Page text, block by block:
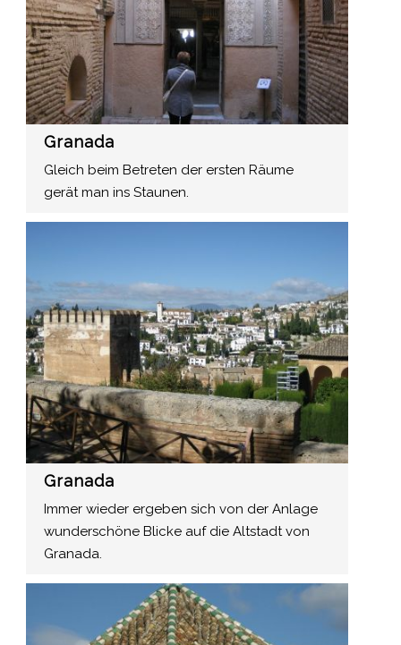
Granada
Gleich beim Betreten der ersten Räume
gerät man ins Staunen.
Granada
Immer wieder ergeben sich von der Anlage
wunderschöne Blicke auf die Altstadt von
Granada.